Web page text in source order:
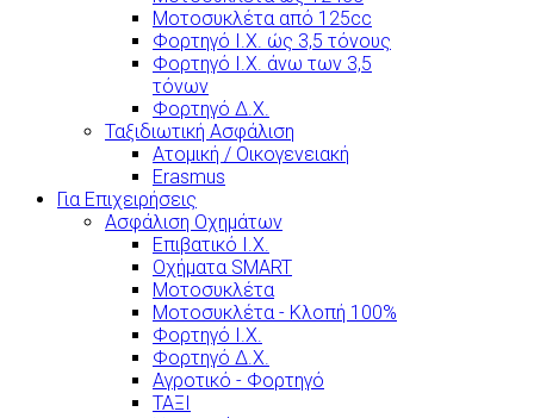
Μοτοσυκλέτα από 125cc
Φορτηγό Ι.Χ. ώς 3,5 τόνους
Φορτηγό Ι.Χ. άνω των 3,5
τόνων
Φορτηγό Δ.Χ.
Ταξιδιωτική Ασφάλιση
Ατομική / Οικογενειακή
Erasmus
Για Επιχειρήσεις
Ασφάλιση Οχημάτων
Επιβατικό Ι.Χ.
Οχήματα SMART
Μοτοσυκλέτα
Μοτοσυκλέτα - Κλοπή 100%
Φορτηγό Ι.Χ.
Φορτηγό Δ.Χ.
Αγροτικό - Φορτηγό
ΤΑΞΙ